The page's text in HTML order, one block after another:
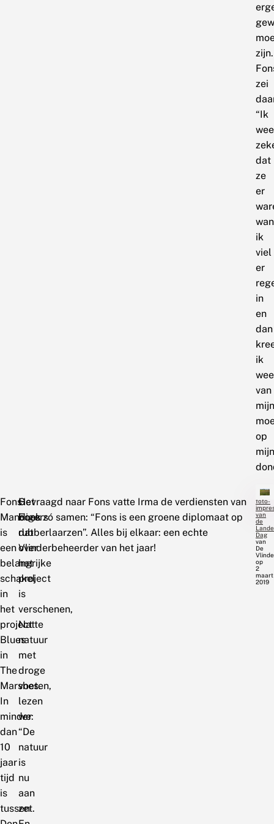
zijn.
zei
“Ik
dat
ze
er
ik
viel
er
in
en
dan
ik
van
mijn
op
mijn
Fons
Mandigers
is
een
belangrijke
schakel
in
het
project
Blues
in
The
Marshes.
In
minder
dan
10
jaar
tijd
is
tussen
Het
boek
dat
over
het
project
is
verschenen,
Natte
natuur
met
droge
voeten,
lezen
we:
“De
natuur
is
nu
aan
zet.
Gevraagd naar Fons vatte Irma de verdiensten van
Fons zó samen: “Fons is een groene diplomaat op
rubberlaarzen”. Alles bij elkaar: een echte
Vlinderbeheerder van het jaar!
Beijk
een
foto-
van
de
Dag
van
De
op
2
maart
2019